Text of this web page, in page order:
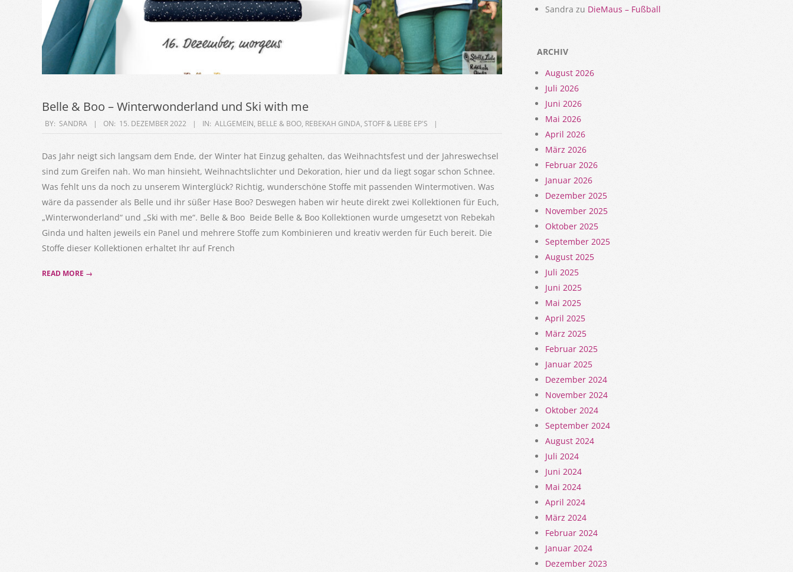
Belle & Boo – Winterwonderland und Ski with me
2022-
15
BY: SANDRA ON: 15. DEZEMBER 2022 IN: ALLGEMEIN, BELLE & BOO, REBEKAH GINDA, STOFF & LIEBE EP'S
Das Jahr neigt sich langsam dem Ende, der Winter hat Einzug gehalten, das Weihnachtsfest und der Jahreswechsel
sind zum Greifen nah. Wo man hinsieht, Weihnachtslichter und Dekoration, hier und da liegt sogar schon Schnee.
Was fehlt uns da noch zu unserem Winterglück? Richtig, wunderschöne Stoffe mit passenden Wintermotiven. Was
wäre da passender als Belle und ihr süßer Hase Boo? Deswegen haben wir heute direkt zwei Kollektionen für Euch,
„Winterwonderland“ und „Ski with me“. Belle & Boo Beide Belle & Boo Kollektionen wurde umgesetzt von Rebekah
Ginda und halten jeweils ein Panel und mehrere Stoffe zum Kombinieren und kreativ werden für Euch bereit. Die
Stoffe dieser Kollektionen erhaltet Ihr auf French
READ MORE →
Sandra zu DieMaus – Fußball
ARCHIV
August 2026
Juli 2026
Juni 2026
Mai 2026
April 2026
März 2026
Februar 2026
Januar 2026
Dezember 2025
November 2025
Oktober 2025
September 2025
August 2025
Juli 2025
Juni 2025
Mai 2025
April 2025
März 2025
Februar 2025
Januar 2025
Dezember 2024
November 2024
Oktober 2024
September 2024
August 2024
Juli 2024
Juni 2024
Mai 2024
April 2024
März 2024
Februar 2024
Januar 2024
Dezember 2023